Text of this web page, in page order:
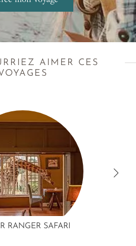
AIMER CES
RANGER SAFARI